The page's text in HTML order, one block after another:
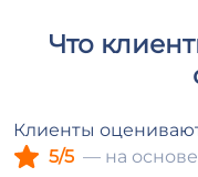
Что
Клиенты
5/5 — на